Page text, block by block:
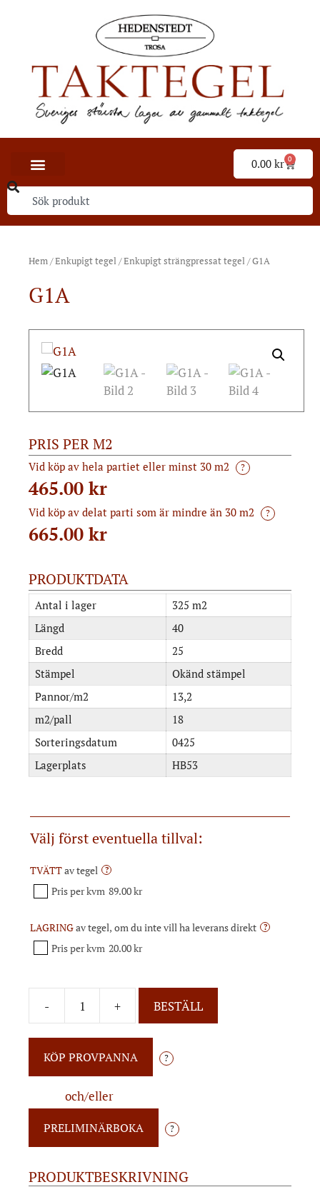
0.00 kr 0
Hem/Enkupigt tegel/Enkupigt strängpressat tegel/ G1A
G1A
PRIS PER M2
Vid köp av hela partiet eller minst 30 m2 ?
465.00 kr
Vid köp av delat parti som är mindre än 30 m2 ?
665.00 kr
PRODUKTDATA
Antal i lager
325 m2
Längd
40
Bredd
25
Stämpel
Okänd stämpel
Pannor/m2
13,2
m2/pall
18
Sorteringsdatum
0425
Lagerplats
HB53
Välj först eventuella tillval:
TVÄTTav tegel ?
Pris per kvm 89.00 kr
LAGRINGav tegel, om du inte vill ha leverans direkt ?
Pris per kvm 20.00 kr
- + BESTÄLL
?
och/eller
?
PRODUKTBESKRIVNING